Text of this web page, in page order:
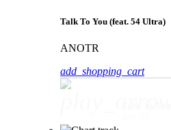
Talk To You (feat. 54 Ultra)
ANOTR
add_shopping_cart